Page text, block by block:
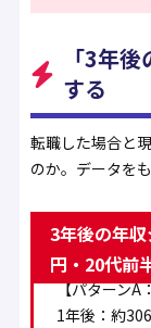
「3年
する
転職した場合と
のか。データを
3年後の年
円・20代前
【パターンA
1年後：約